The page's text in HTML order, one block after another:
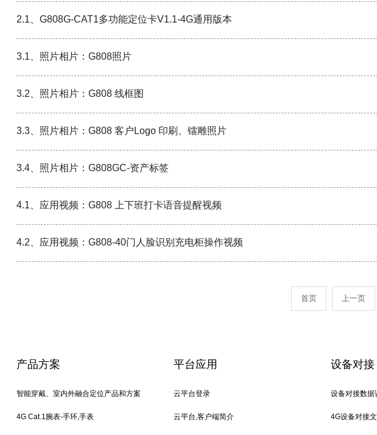
2.1、G808G-CAT1多功能定位卡V1.1-4G通用版本
3.1、照片相片：G808照片
3.2、照片相片：G808 线框图
3.3、照片相片：G808 客户Logo 印刷、镭雕照片
3.4、照片相片：G808GC-资产标签
4.1、应用视频：G808 上下班打卡语音提醒视频
4.2、应用视频：G808-40门人脸识别充电柜操作视频
首页 上一页
产品方案
智能穿戴、室内外融合定位产品和方案
4G Cat.1腕表-手环,手表
平台应用
云平台登录
云平台,客户端简介
设备对接
设备对接数据
4G设备对接